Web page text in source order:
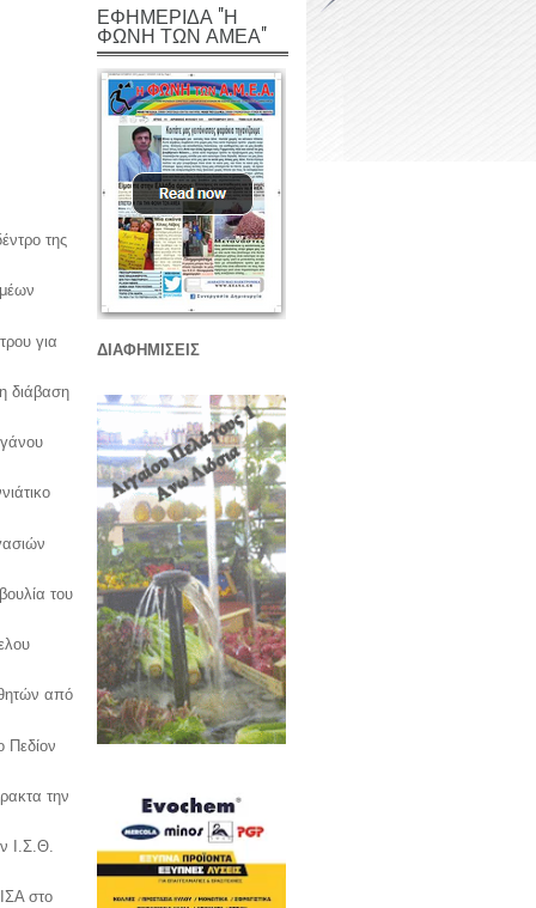
της
για
διάβαση
του
από
Πεδίον
την
Ι.Σ.Θ.
στο
ΕΦΗΜΕΡΙΔΑ "Η
ΦΩΝΗ ΤΩΝ ΑΜΕΑ"
ΔΙΑΦΗΜΙΣΕΙΣ